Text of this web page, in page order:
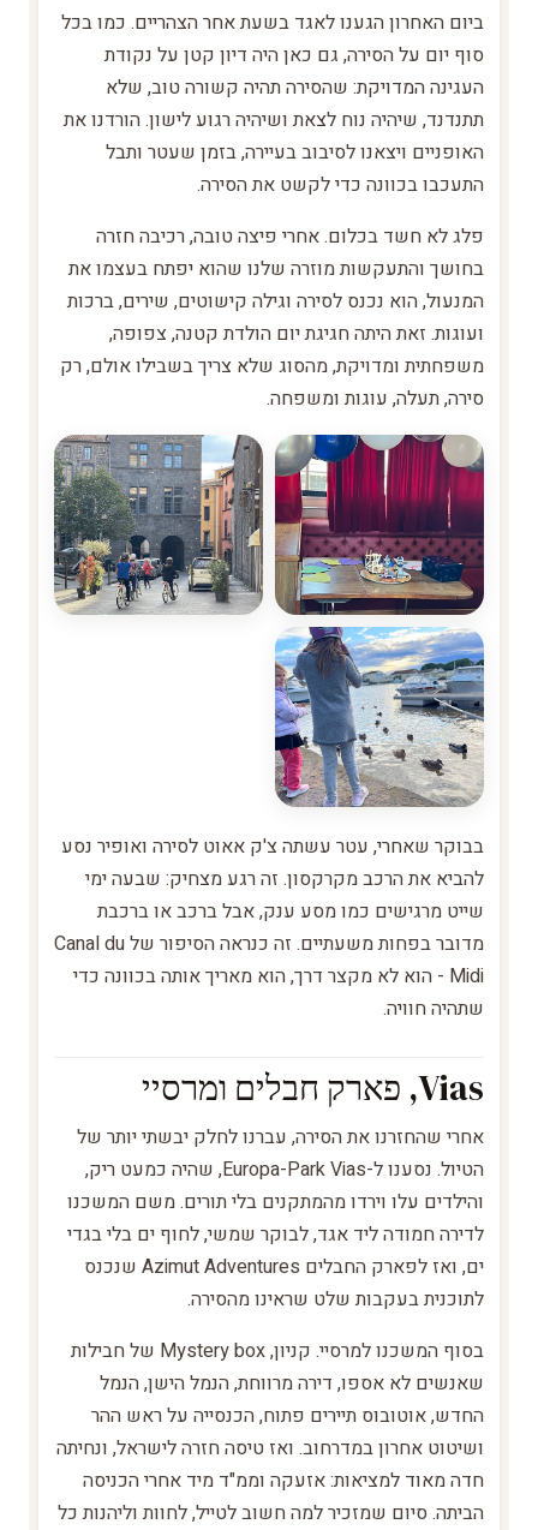
ביום האחרון הגענו לאגד בשעת אחר הצהריים. כמו בכל
סוף יום על הסירה, גם כאן היה דיון קטן על נקודת
העגינה המדויקת: שהסירה תהיה קשורה טוב, שלא
תתנדנד, שיהיה נוח לצאת ושיהיה רגוע לישון. הורדנו את
האופניים ויצאנו לסיבוב בעיירה, בזמן שעטר ותבל
התעכבו בכוונה כדי לקשט את הסירה.
פלג לא חשד בכלום. אחרי פיצה טובה, רכיבה חזרה
בחושך והתעקשות מוזרה שלנו שהוא יפתח בעצמו את
המנעול, הוא נכנס לסירה וגילה קישוטים, שירים, ברכות
ועוגות. זאת היתה חגיגת יום הולדת קטנה, צפופה,
משפחתית ומדויקת, מהסוג שלא צריך בשבילו אולם, רק
סירה, תעלה, עוגות ומשפחה.
בבוקר שאחרי, עטר עשתה צ'ק אאוט לסירה ואופיר נסע
להביא את הרכב מקרקסון. זה רגע מצחיק: שבעה ימי
שייט מרגישים כמו מסע ענק, אבל ברכב או ברכבת
מדובר בפחות משעתיים. זה כנראה הסיפור של Canal du
Midi - הוא לא מקצר דרך, הוא מאריך אותה בכוונה כדי
שתהיה חוויה.
Vias, פארק חבלים ומרסיי
אחרי שהחזרנו את הסירה, עברנו לחלק יבשתי יותר של
הטיול. נסענו ל-Europa-Park Vias, שהיה כמעט ריק,
והילדים עלו וירדו מהמתקנים בלי תורים. משם המשכנו
לדירה חמודה ליד אגד, לבוקר שמשי, לחוף ים בלי בגדי
ים, ואז לפארק החבלים Azimut Adventures שנכנס
לתוכנית בעקבות שלט שראינו מהסירה.
בסוף המשכנו למרסיי. קניון, Mystery box של חבילות
שאנשים לא אספו, דירה מרווחת, הנמל הישן, הנמל
החדש, אוטובוס תיירים פתוח, הכנסייה על ראש ההר
ושיטוט אחרון במדרחוב. ואז טיסה חזרה לישראל, ונחיתה
חדה מאוד למציאות: אזעקה וממ"ד מיד אחרי הכניסה
הביתה. סיום שמזכיר למה חשוב לטייל, לחוות וליהנות כל